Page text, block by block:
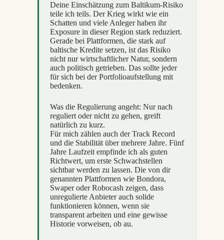
Deine Einschätzung zum Baltikum-Risiko
teile ich teils. Der Krieg wirkt wie ein
Schatten und viele Anleger haben ihr
Exposure in dieser Region stark reduziert.
Gerade bei Plattformen, die stark auf
baltische Kredite setzen, ist das Risiko
nicht nur wirtschaftlicher Natur, sondern
auch politisch getrieben. Das sollte jeder
für sich bei der Portfolioaufstellung mit
bedenken.
Was die Regulierung angeht: Nur nach
reguliert oder nicht zu gehen, greift
natürlich zu kurz.
Für mich zählen auch der Track Record
und die Stabilität über mehrere Jahre. Fünf
Jahre Laufzeit empfinde ich als guten
Richtwert, um erste Schwachstellen
sichtbar werden zu lassen. Die von dir
genannten Plattformen wie Bondora,
Swaper oder Robocash zeigen, dass
unregulierte Anbieter auch solide
funktionieren können, wenn sie
transparent arbeiten und eine gewisse
Historie vorweisen, ob au.